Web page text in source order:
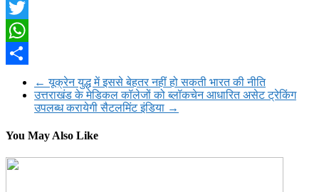
Facebook
Twitter
WhatsApp
← यूक्रेन युद्ध में इससे बेहतर नहीं हो सकती भारत की नीति
उत्तराखंड के मेडिकल कॉलेजों को ब्लॉकचेन आधारित असेट ट्रेकिंग
उपलब्ध करायेगी सैटलमिंट इंडिया →
You May Also Like